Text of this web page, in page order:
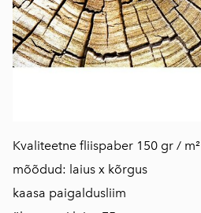
Kvaliteetne fliispaber 150 gr / m²
mõõdud: laius x kõrgus
kaasa paigaldusliim